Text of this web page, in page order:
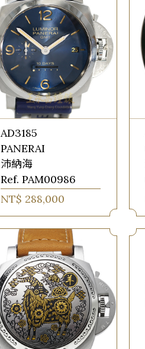
AD3185
PANERAI
沛納海
Ref. PAM00986
NT$ 288,000